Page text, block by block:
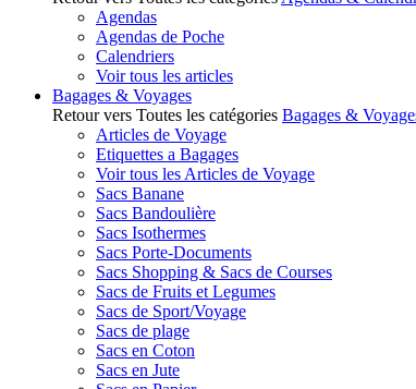
Agendas
Agendas de Poche
Calendriers
Voir tous les articles
Bagages & Voyages
Retour vers Toutes les catégories Bagages &
Articles de Voyage
Etiquettes a Bagages
Voir tous les Articles de Voyage
Sacs Banane
Sacs Bandoulière
Sacs Isothermes
Sacs Porte-Documents
Sacs Shopping & Sacs de Courses
Sacs de Fruits et Legumes
Sacs de Sport/Voyage
Sacs de plage
Sacs en Coton
Sacs en Jute